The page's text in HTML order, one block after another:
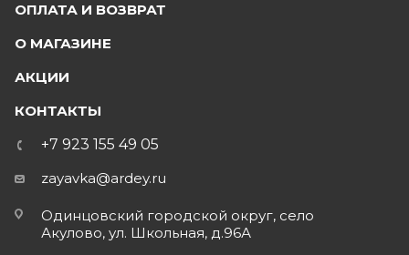
ОПЛАТА И ВОЗВРАТ
О МАГАЗИНЕ
АКЦИИ
КОНТАКТЫ
+7 923 155 49 05
zayavka@ardey.ru
Одинцовский городской округ, село
Акулово, ул. Школьная, д.96А